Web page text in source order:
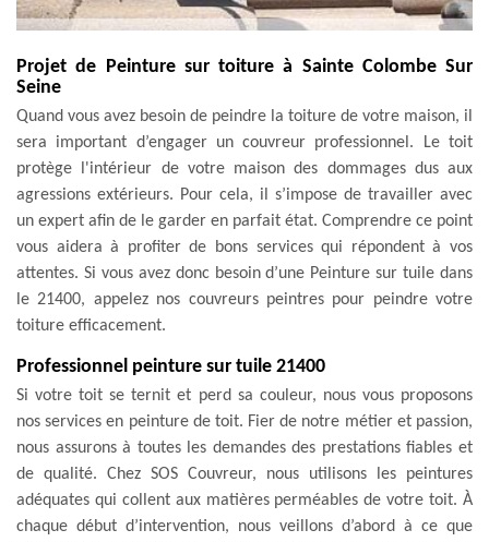
Projet de Peinture sur toiture à Sainte Colombe Sur
Seine
Quand vous avez besoin de peindre la toiture de votre maison, il
sera important d’engager un couvreur professionnel. Le toit
protège l'intérieur de votre maison des dommages dus aux
agressions extérieurs. Pour cela, il s’impose de travailler avec
un expert afin de le garder en parfait état. Comprendre ce point
vous aidera à profiter de bons services qui répondent à vos
attentes. Si vous avez donc besoin d’une Peinture sur tuile dans
le 21400, appelez nos couvreurs peintres pour peindre votre
toiture efficacement.
Professionnel peinture sur tuile 21400
Si votre toit se ternit et perd sa couleur, nous vous proposons
nos services en peinture de toit. Fier de notre métier et passion,
nous assurons à toutes les demandes des prestations fiables et
de qualité. Chez SOS Couvreur, nous utilisons les peintures
adéquates qui collent aux matières perméables de votre toit. À
chaque début d’intervention, nous veillons d’abord à ce que